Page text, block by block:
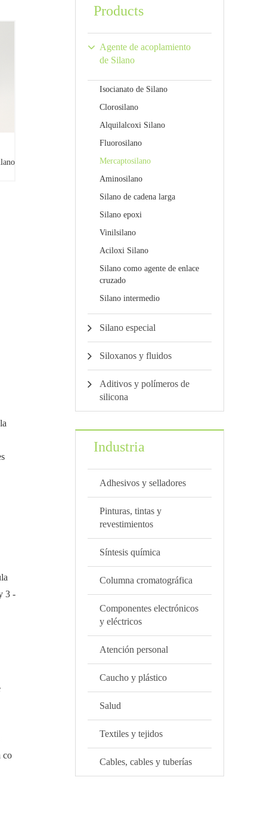
3 -
co
Products
Agente de acoplamiento
de Silano
Isocianato de Silano
Clorosilano
Alquilalcoxi Silano
Fluorosilano
Mercaptosilano
Aminosilano
Silano de cadena larga
Silano epoxi
Vinilsilano
Aciloxi Silano
Silano como agente de enlace
cruzado
Silano intermedio
Silano especial
Siloxanos y fluidos
Aditivos y polímeros de
silicona
Industria
Adhesivos y selladores
Pinturas, tintas y
revestimientos
Síntesis química
Columna cromatográfica
Componentes electrónicos
y eléctricos
Atención personal
Caucho y plástico
Salud
Textiles y tejidos
Cables, cables y tuberías